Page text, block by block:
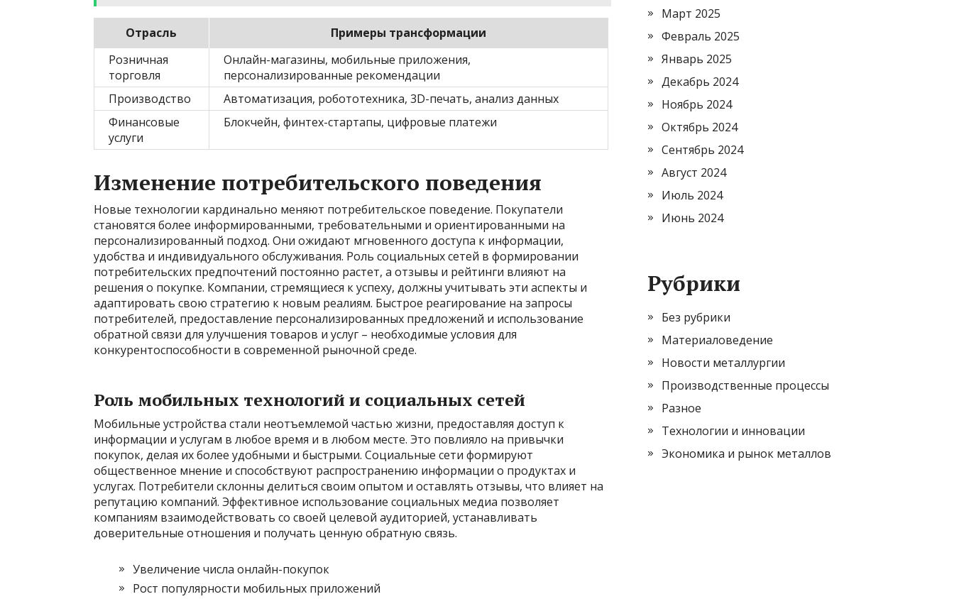
Отрасль
Примеры трансформации
Розничная
торговля
Онлайн-магазины, мобильные приложения,
персонализированные рекомендации
Производство
Автоматизация, робототехника, 3D-печать, анализ данных
Финансовые
услуги
Блокчейн, финтех-стартапы, цифровые платежи
Изменение потребительского поведения
Новые технологии кардинально меняют потребительское поведение. Покупатели
становятся более информированными, требовательными и ориентированными на
персонализированный подход. Они ожидают мгновенного доступа к информации,
удобства и индивидуального обслуживания. Роль социальных сетей в формировании
потребительских предпочтений постоянно растет, а отзывы и рейтинги влияют на
решения о покупке. Компании, стремящиеся к успеху, должны учитывать эти аспекты и
адаптировать свою стратегию к новым реалиям. Быстрое реагирование на запросы
потребителей, предоставление персонализированных предложений и использование
обратной связи для улучшения товаров и услуг – необходимые условия для
конкурентоспособности в современной рыночной среде.
Роль мобильных технологий и социальных сетей
Мобильные устройства стали неотъемлемой частью жизни, предоставляя доступ к
информации и услугам в любое время и в любом месте. Это повлияло на привычки
покупок, делая их более удобными и быстрыми. Социальные сети формируют
общественное мнение и способствуют распространению информации о продуктах и
услугах. Потребители склонны делиться своим опытом и оставлять отзывы, что влияет на
репутацию компаний. Эффективное использование социальных медиа позволяет
компаниям взаимодействовать со своей целевой аудиторией, устанавливать
доверительные отношения и получать ценную обратную связь.
Увеличение числа онлайн-покупок
Рост популярности мобильных приложений
Март 2025
Февраль 2025
Январь 2025
Декабрь 2024
Ноябрь 2024
Октябрь 2024
Сентябрь 2024
Август 2024
Июль 2024
Июнь 2024
Рубрики
Без рубрики
Материаловедение
Новости металлургии
Производственные процессы
Разное
Технологии и инновации
Экономика и рынок металлов